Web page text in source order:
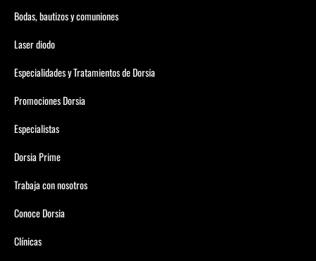
Bodas, bautizos y comuniones
Laser diodo
Especialidades y Tratamientos de Dorsia
Promociones Dorsia
Especialistas
Dorsia Prime
Trabaja con nosotros
Conoce Dorsia
Clínicas